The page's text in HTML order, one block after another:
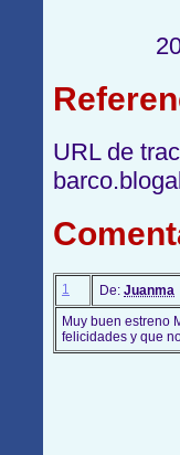
URL de
1 De: Juanma
Muy buen estreno
felicidades y que